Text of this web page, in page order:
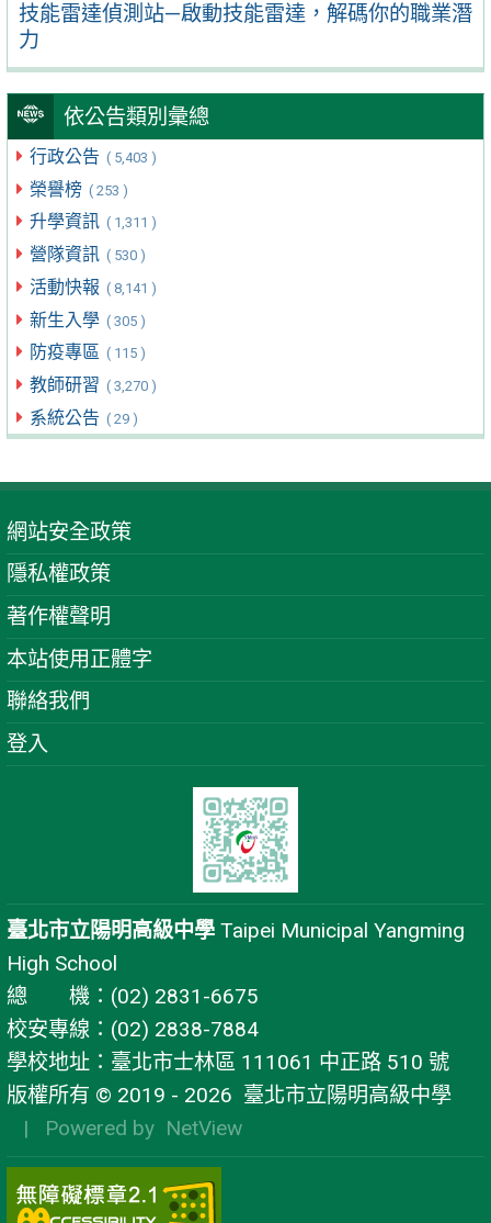
技能雷達偵測站—啟動技能雷達，解碼你的職業潛
力
依公告類別彙總
行政公告 ( 5,403 )
榮譽榜 ( 253 )
升學資訊 ( 1,311 )
營隊資訊 ( 530 )
活動快報 ( 8,141 )
新生入學 ( 305 )
防疫專區 ( 115 )
教師研習 ( 3,270 )
系統公告 ( 29 )
網站安全政策
隱私權政策
著作權聲明
本站使用正體字
聯絡我們
登入
臺北市立陽明高級中學 Taipei Municipal Yangming
High School
總 機：(02) 2831-6675
校安專線：(02) 2838-7884
學校地址：臺北市士林區 111061 中正路 510 號
版權所有 © 2019 - 2026 臺北市立陽明高級中學
| Powered by NetView